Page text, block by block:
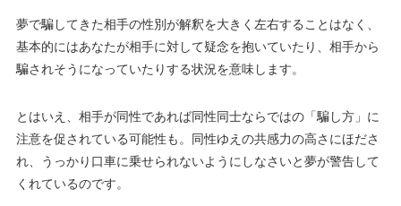
夢で騙してきた相手の性別が解釈を大きく左右することはなく、
基本的にはあなたが相手に対して疑念を抱いていたり、相手から
騙されそうになっていたりする状況を意味します。
とはいえ、相手が同性であれば同性同士ならではの「騙し方」に
注意を促されている可能性も。同性ゆえの共感力の高さにほださ
れ、うっかり口車に乗せられないようにしなさいと夢が警告して
くれているのです。